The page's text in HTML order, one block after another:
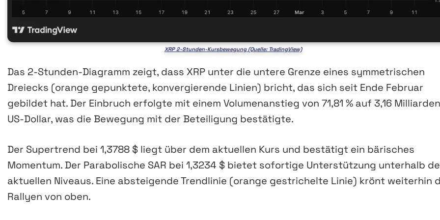
XRP 2-Stunden-Kursbewegung (Quelle: TradingView)
Das 2-Stunden-Diagramm zeigt, dass XRP unter die untere Grenze eines symmetrischen
Dreiecks (orange gepunktete, konvergierende Linien) bricht, das sich seit Ende Februar
gebildet hat. Der Einbruch erfolgte mit einem Volumenanstieg von 71,81 % auf 3,16 Milliarden
US-Dollar, was die Bewegung mit der Beteiligung bestätigte.
Der Supertrend bei 1,3788 $ liegt über dem aktuellen Kurs und bestätigt ein bärisches
Momentum. Der Parabolische SAR bei 1,3234 $ bietet sofortige Unterstützung unterhalb
aktuellen Niveaus. Eine absteigende Trendlinie (orange gestrichelte Linie) krönt weiterhin
Rallyen von oben.